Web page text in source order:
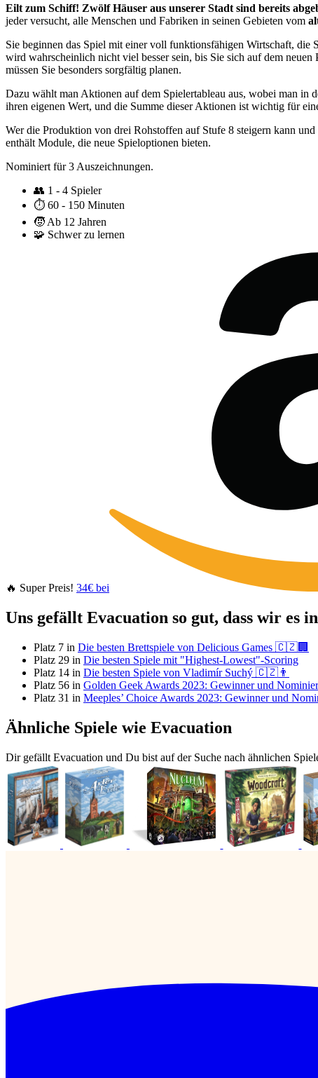
Eilt zum Schiff! Zwölf Häuser aus unserer Stadt sind bereits
jeder versucht, alle Menschen und Fabriken in seinen Gebieten vom
Sie beginnen das Spiel mit einer voll funktionsfähigen Wirtschaft, die
wird wahrscheinlich nicht viel besser sein, bis Sie sich auf dem
müssen Sie besonders sorgfältig planen.
Dazu wählt man Aktionen auf dem Spielertableau aus, wobei man in
ihren eigenen Wert, und die Summe dieser Aktionen ist wichtig für
Wer die Produktion von drei Rohstoffen auf Stufe 8 steigern kann
enthält Module, die neue Spieloptionen bieten.
Nominiert für 3 Auszeichnungen.
👥 1 - 4 Spieler
⏱️ 60 - 150 Minuten
🧒 Ab 12 Jahren
🧩 Schwer zu lernen
🔥 Super Preis! 34€ bei
Uns gefällt Evacuation so gut, dass wir es
Platz 7 in Die besten Brettspiele von Delicious Games 🇨🇿🏢
Platz 29 in Die besten Spiele mit "Highest-Lowest"-Scoring
Platz 14 in Die besten Spiele von Vladimír Suchý 🇨🇿👨
Platz 56 in Golden Geek Awards 2023: Gewinner und
Platz 31 in Meeples’ Choice Awards 2023: Gewinner und
Ähnliche Spiele wie Evacuation
Dir gefällt Evacuation und Du bist auf der Suche nach ähnlichen